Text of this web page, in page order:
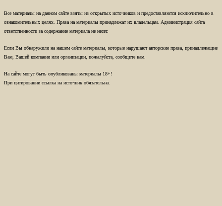
Все материалы на данном сайте взяты из открытых источников и предоставляются исключительно в
ознакомительных целях. Права на материалы принадлежат их владельцам. Администрация сайта
ответственности за содержание материала не несет.
Если Вы обнаружили на нашем сайте материалы, которые нарушают авторские права, принадлежащие
Вам, Вашей компании или организации, пожалуйста, сообщите нам.
На сайте могут быть опубликованы материалы 18+!
При цитировании ссылка на источник обязательна.